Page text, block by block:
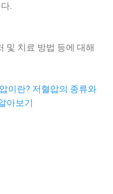
.
및 치료 방법 등에 대해
이란? 저혈압의 종류와
아보기